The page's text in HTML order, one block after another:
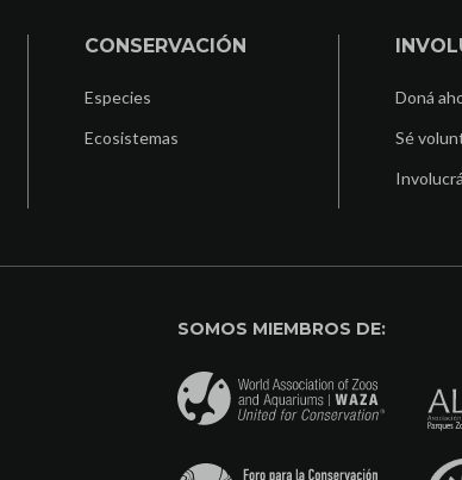
CONSERVACIÓN
Especies
Ecosistemas
Doná
Sé
SOMOS MIEMBROS DE: